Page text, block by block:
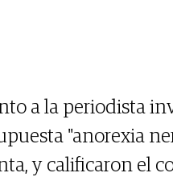
a la periodista
"anorexia
y calificaron el